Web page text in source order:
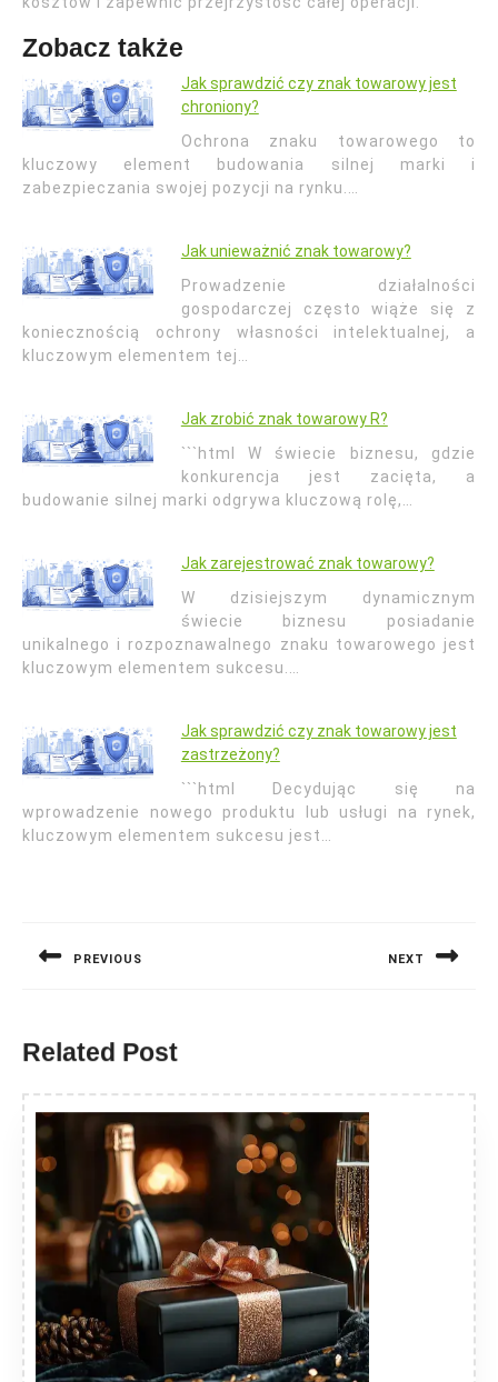
Zobacz także
Jak sprawdzić czy znak towarowy jest
chroniony?
Ochrona znaku towarowego to
kluczowy element budowania silnej marki i
zabezpieczania swojej pozycji na rynku.…
Jak unieważnić znak towarowy?
Prowadzenie działalności
gospodarczej często wiąże się z
koniecznością ochrony własności intelektualnej, a
kluczowym elementem tej…
Jak zrobić znak towarowy R?
```html W świecie biznesu, gdzie
konkurencja jest zacięta, a
budowanie silnej marki odgrywa kluczową rolę,…
Jak zarejestrować znak towarowy?
W dzisiejszym dynamicznym
świecie biznesu posiadanie
unikalnego i rozpoznawalnego znaku towarowego jest
kluczowym elementem sukcesu.…
Jak sprawdzić czy znak towarowy jest
zastrzeżony?
```html Decydując się na
wprowadzenie nowego produktu lub usługi na rynek,
kluczowym elementem sukcesu jest…
PREVIOUS NEXT
Related Post